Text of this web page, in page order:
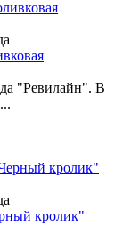
"Ревилайн". В
кролик"